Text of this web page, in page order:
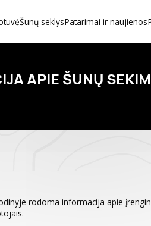
Šunų seklysPatarimai ir naujienos
APIE ŠUNŲ
rodoma informacija apie